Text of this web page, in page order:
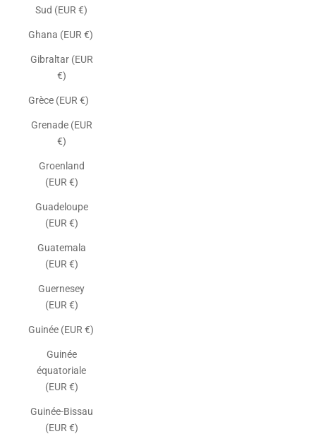
Sud (EUR €)
Ghana (EUR €)
Gibraltar (EUR
€)
Grèce (EUR €)
Grenade (EUR
€)
Groenland
(EUR €)
Guadeloupe
(EUR €)
Guatemala
(EUR €)
Guernesey
(EUR €)
Guinée (EUR €)
Guinée
équatoriale
(EUR €)
Guinée-Bissau
(EUR €)